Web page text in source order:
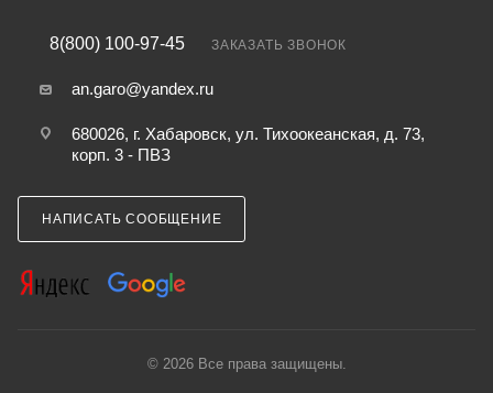
8(800) 100-97-45 ЗАКАЗАТЬ ЗВОНОК
an.garo@yandex.ru
680026, г. Хабаровск, ул. Тихоокеанская, д. 73,
корп. 3 - ПВЗ
НАПИСАТЬ СООБЩЕНИЕ
© 2026 Все права защищены.